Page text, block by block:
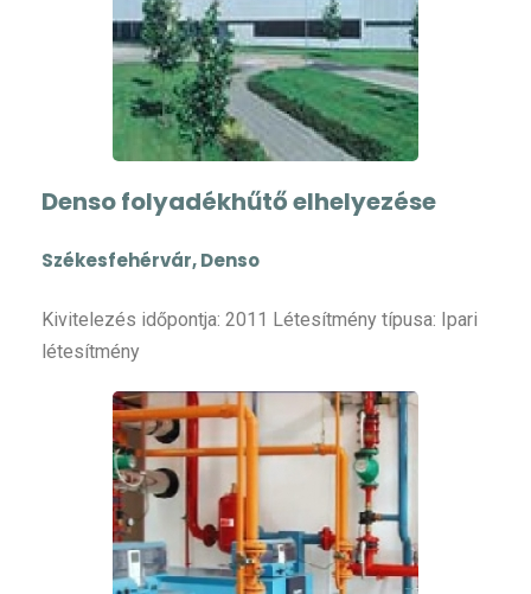
Denso folyadékhűtő elhelyezése
Székesfehérvár, Denso
Kivitelezés időpontja: 2011 Létesítmény típusa: Ipari
létesítmény